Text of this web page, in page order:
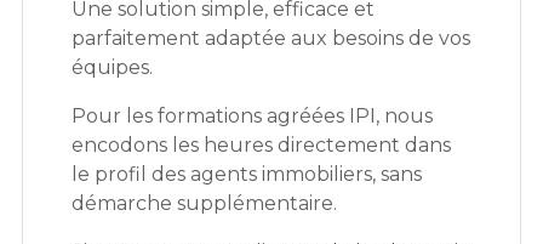
Une solution simple, efficace et
parfaitement adaptée aux besoins de vos
équipes.
Pour les formations agréées IPI, nous
encodons les heures directement dans
le profil des agents immobiliers, sans
démarche supplémentaire.